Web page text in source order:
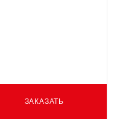
ЗАКАЗАТЬ